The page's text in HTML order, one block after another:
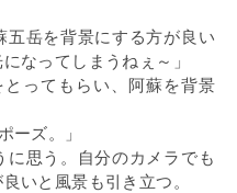
五岳を背景にする方が良い
なってしまうねぇ～」
ってもらい、阿蘇を背景
ーズ。」
思う。自分のカメラでも
いと風景も引き立つ。